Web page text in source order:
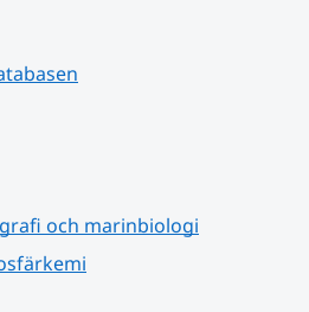
och marinbiologi